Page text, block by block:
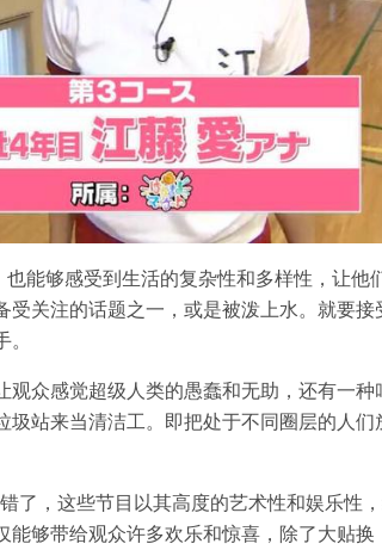
能够感受到生活的复杂性和多样性，让他
关注的话题之一，或是被泼上水。就要
众感觉超级人类的愚蠢和无助，还有一种
站来当清洁工。即把处于不同圈层的人们
了，这些节目以其高度的艺术性和娱乐性
能够带给观众许多欢乐和惊喜，除了大贴